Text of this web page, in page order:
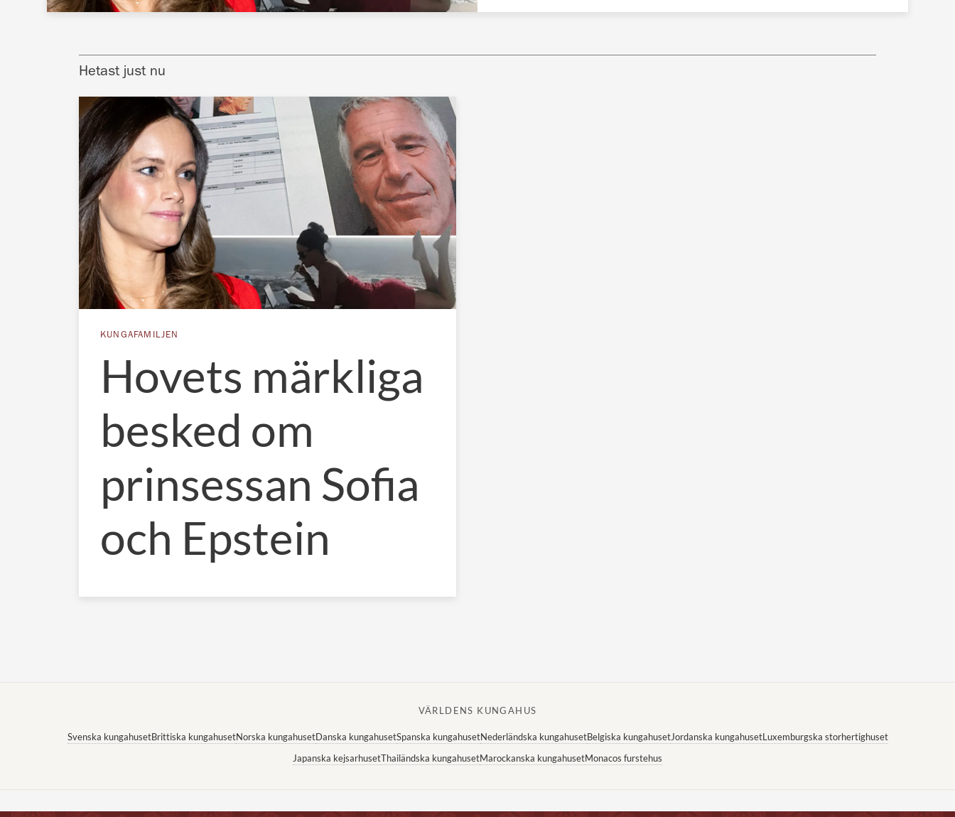
Hetast just nu
KUNGAFAMILJEN
Hovets märkliga
besked om
prinsessan Sofia
och Epstein
VÄRLDENS KUNGAHUS
Svenska kungahusetBrittiska kungahusetNorska kungahusetDanska kungahusetSpanska kungahusetNederländska kungahusetBelgiska kungahusetJordanska kungahusetLuxemburgska storhertighuset
Japanska kejsarhusetThailändska kungahusetMarockanska kungahusetMonacos furstehus